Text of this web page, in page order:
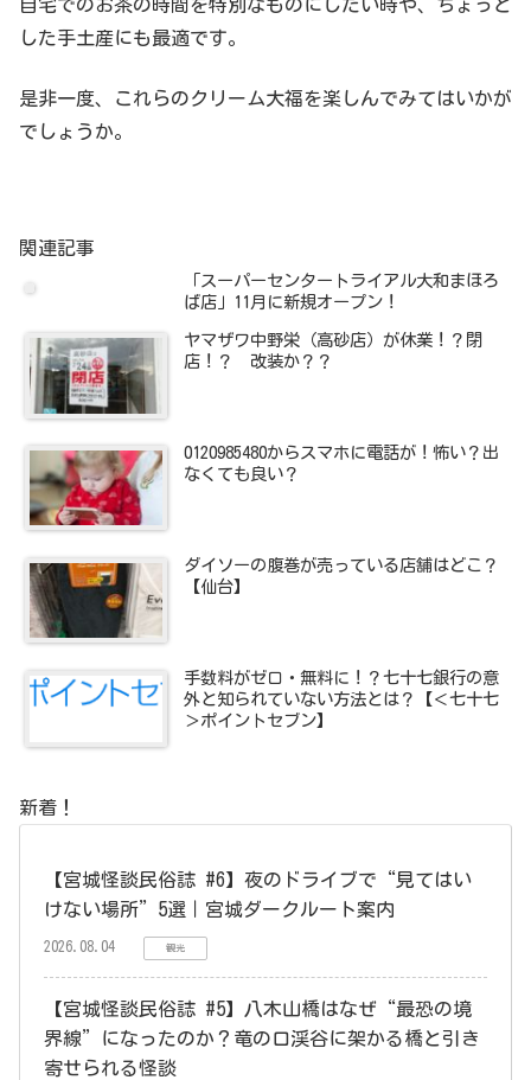
自宅でのお茶の時間を特別なものにしたい時や、ちょっと
した手土産にも最適です。
是非一度、これらのクリーム大福を楽しんでみてはいかが
でしょうか。
関連記事
「スーパーセンタートライアル大和まほろ
ば店」11月に新規オープン！
ヤマザワ中野栄（高砂店）が休業！？閉
店！？ 改装か？？
0120985480からスマホに電話が！怖い？出
なくても良い？
ダイソーの腹巻が売っている店舗はどこ？
【仙台】
手数料がゼロ・無料に！？七十七銀行の意
外と知られていない方法とは？【＜七十七
＞ポイントセブン】
新着！
【宮城怪談民俗誌 #6】夜のドライブで“見てはい
けない場所”5選｜宮城ダークルート案内
2026.08.04 観光
【宮城怪談民俗誌 #5】八木山橋はなぜ“最恐の境
界線”になったのか？竜の口渓谷に架かる橋と引き
寄せられる怪談